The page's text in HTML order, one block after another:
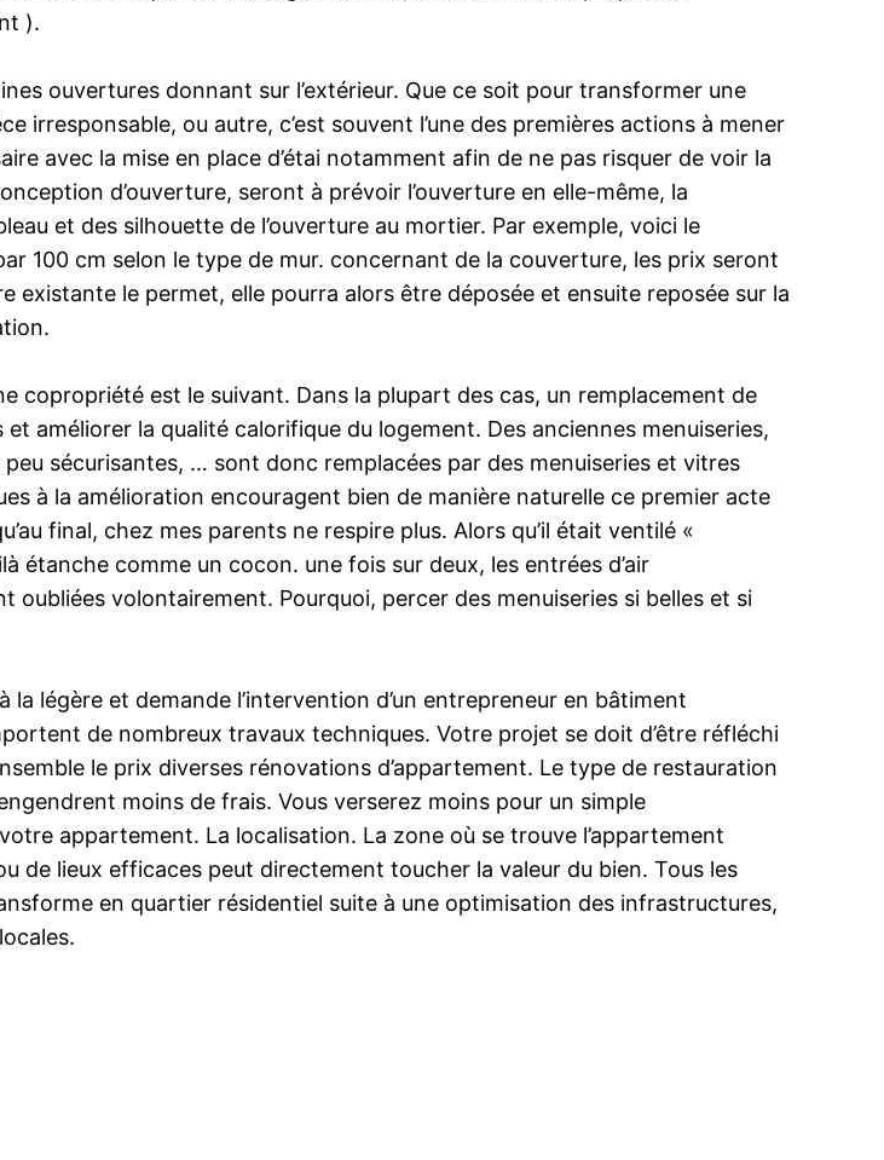
).
ouvertures donnant sur l’extérieur. Que ce soit pour transformer une
ou autre, c’est souvent l’une des premières actions à mener
avec la mise en place d’étai notamment afin de ne pas risquer de voir la
d’ouverture, seront à prévoir l’ouverture en elle-même, la
et des silhouette de l’ouverture au mortier. Par exemple, voici le
100 cm selon le type de mur. concernant de la couverture, les prix seront
le permet, elle pourra alors être déposée et ensuite reposée sur la
copropriété est le suivant. Dans la plupart des cas, un remplacement de
améliorer la qualité calorifique du logement. Des anciennes menuiseries,
sécurisantes, … sont donc remplacées par des menuiseries et vitres
à la amélioration encouragent bien de manière naturelle ce premier acte
final, chez mes parents ne respire plus. Alors qu’il était ventilé «
étanche comme un cocon. une fois sur deux, les entrées d’air
oubliées volontairement. Pourquoi, percer des menuiseries si belles et si
légère et demande l’intervention d’un entrepreneur en bâtiment
de nombreux travaux techniques. Votre projet se doit d’être réfléchi
le prix diverses rénovations d’appartement. Le type de restauration
moins de frais. Vous verserez moins pour un simple
appartement. La localisation. La zone où se trouve l’appartement
de lieux efficaces peut directement toucher la valeur du bien. Tous les
en quartier résidentiel suite à une optimisation des infrastructures,